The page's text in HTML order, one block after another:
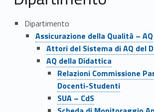
i Dipartimento
Assicurazione della Qualità – AQ
Attori del Sistema di AQ del
AQ della Didattica
Relazioni Commissione
Docenti-Studenti
SUA – CdS